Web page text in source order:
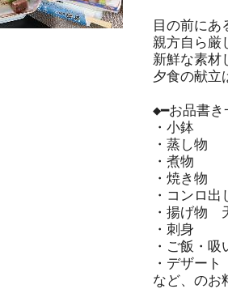
目の前にあ
親方自ら厳
新鮮な素材
夕食の献立
◆━お品書き
・小鉢
・蒸し物
・煮物
・焼き物
・コンロ出
・揚げ物　
・刺身
・ご飯・
・デザート
など、のお